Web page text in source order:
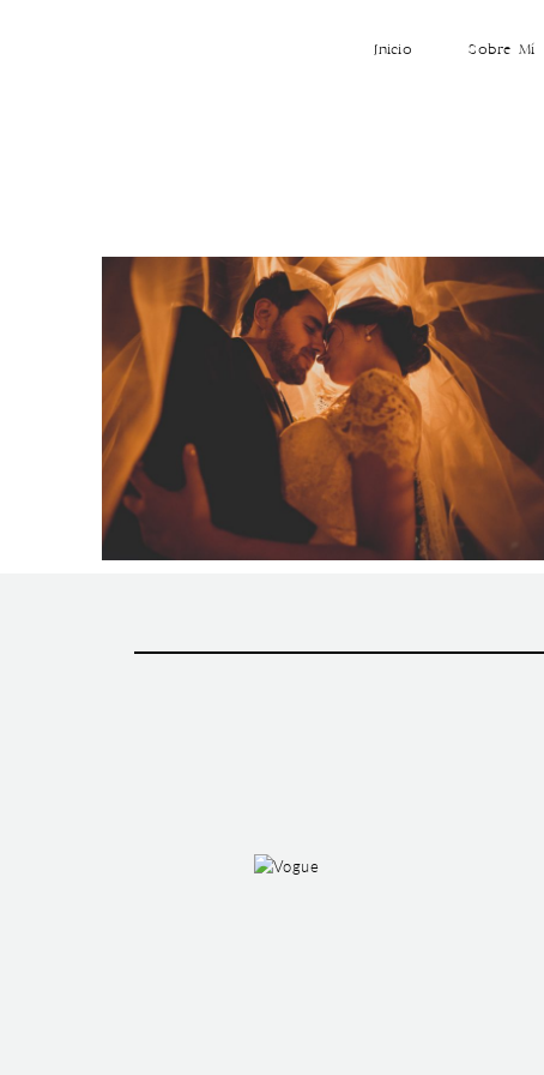
Inicio Sobre Mí